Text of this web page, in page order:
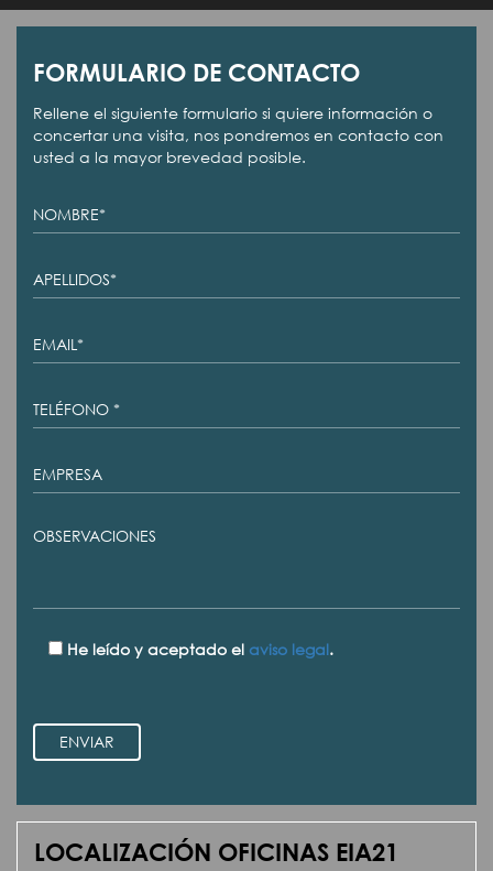
FORMULARIO DE CONTACTO
Rellene el siguiente formulario si quiere información o
concertar una visita, nos pondremos en contacto con
usted a la mayor brevedad posible.
He leído y aceptado el aviso legal.
ENVIAR
LOCALIZACIÓN OFICINAS EIA21